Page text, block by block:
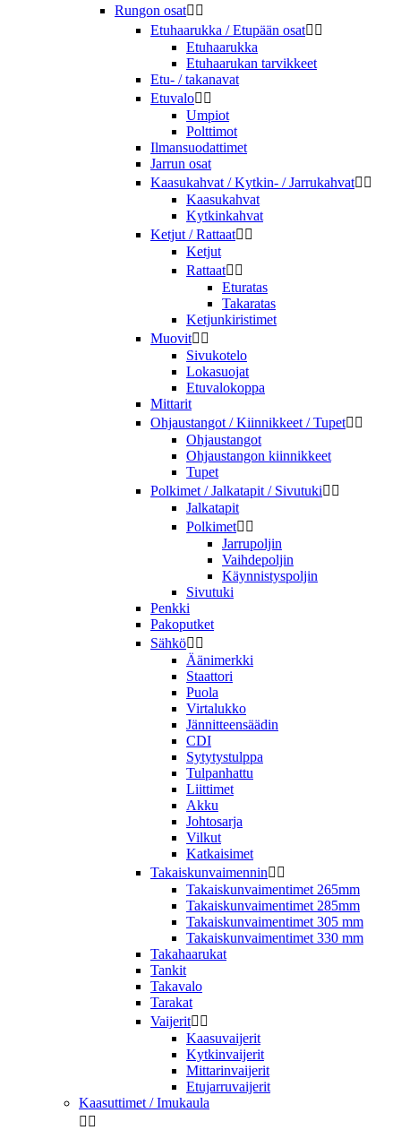
Rungon osat 
Etuhaarukka / Etupään osat 
Etuhaarukka
Etuhaarukan tarvikkeet
Etu- / takanavat
Etuvalo 
Umpiot
Polttimot
Ilmansuodattimet
Jarrun osat
Kaasukahvat / Kytkin- / Jarrukahvat 
Kaasukahvat
Kytkinkahvat
Ketjut / Rattaat 
Ketjut
Rattaat 
Eturatas
Takaratas
Ketjunkiristimet
Muovit 
Sivukotelo
Lokasuojat
Etuvalokoppa
Mittarit
Ohjaustangot / Kiinnikkeet / Tupet 
Ohjaustangot
Ohjaustangon kiinnikkeet
Tupet
Polkimet / Jalkatapit / Sivutuki 
Jalkatapit
Polkimet 
Jarrupoljin
Vaihdepoljin
Käynnistyspoljin
Sivutuki
Penkki
Pakoputket
Sähkö 
Äänimerkki
Staattori
Puola
Virtalukko
Jännitteensäädin
CDI
Sytytystulppa
Tulpanhattu
Liittimet
Akku
Johtosarja
Vilkut
Katkaisimet
Takaiskunvaimennin 
Takaiskunvaimentimet 265mm
Takaiskunvaimentimet 285mm
Takaiskunvaimentimet 305 mm
Takaiskunvaimentimet 330 mm
Takahaarukat
Tankit
Takavalo
Tarakat
Vaijerit 
Kaasuvaijerit
Kytkinvaijerit
Mittarinvaijerit
Etujarruvaijerit
Kaasuttimet / Imukaula
 